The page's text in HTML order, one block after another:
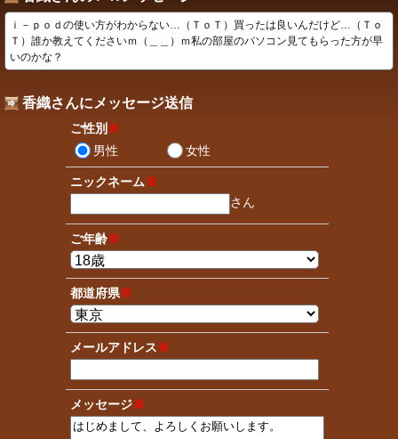
ｉ－ｐｏｄの使い方がわからない…（ＴｏＴ）買ったは良いんだけど…（Ｔｏ
Ｔ）誰か教えてくださいｍ（＿＿）ｍ私の部屋のパソコン見てもらった方が早
いのかな？
香織さんにメッセージ送信